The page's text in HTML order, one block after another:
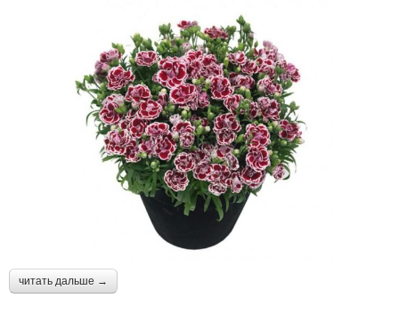
читать дальше →